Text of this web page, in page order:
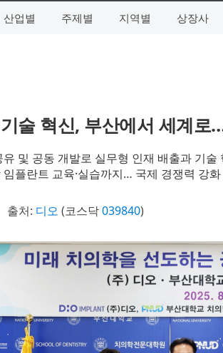
산업별 주제별 지역별 상장사
술 혁신, 부산에서 세계
유 및 공동 개발로 실무형 인재 배출과 기술
플란트 교육·실습까지… 국제 경쟁력 강
출처: 디오 (코스닥039840)